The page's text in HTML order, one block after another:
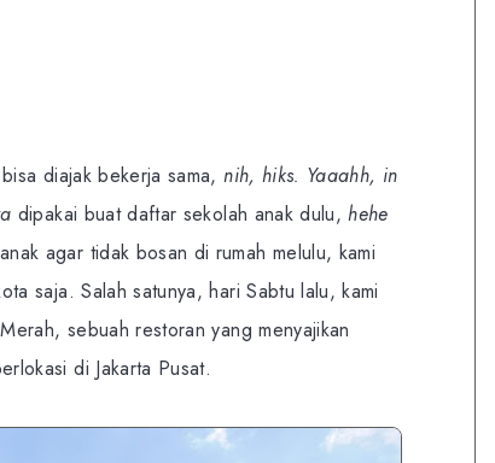
diajak bekerja sama,nih, hiks. Yaaahh, in
dipakai buat daftar sekolah anak dulu,hehe
agar tidak bosan di rumah melulu, kami
saja. Salah satunya, hari Sabtu lalu, kami
sebuah restoran yang menyajikan
di Jakarta Pusat.